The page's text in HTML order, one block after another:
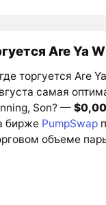
Are Ya
торгуется Are
самая
Son? —
бирже PumpSwap
объеме